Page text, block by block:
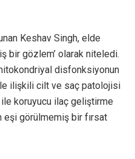
Keshav Singh, elde
bir gözlem’ olarak niteledi.
disfonksiyonun
ilişkili cilt ve saç patolojisi
koruyucu ilaç geliştirme
görülmemiş bir fırsat